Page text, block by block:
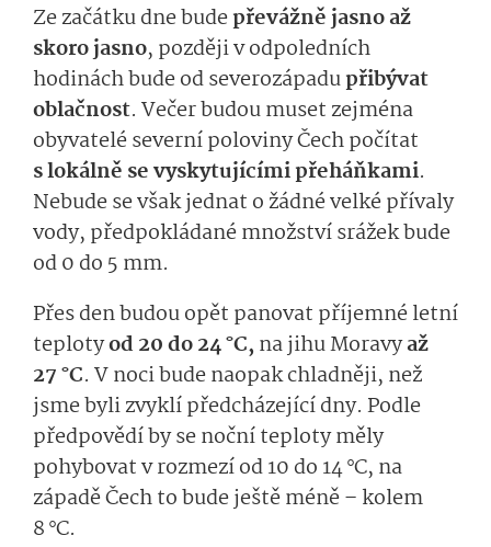
Ze začátku dne budepřevážně jasno až
skoro jasno, později v odpoledních
hodinách bude od severozápadupřibývat
oblačnost. Večer budou muset zejména
obyvatelé severní poloviny Čech počítat
s lokálně se vyskytujícími přeháňkami.
Nebude se však jednat o žádné velké přívaly
vody, předpokládané množství srážek bude
od 0 do 5 mm.
Přes den budou opět panovat příjemné letní
teplotyod 20 do 24 °C,na jihu Moravyaž
27 °C. V noci bude naopak chladněji, než
jsme byli zvyklí předcházející dny. Podle
předpovědí by se noční teploty měly
pohybovat v rozmezí od 10 do 14 °C, na
západě Čech to bude ještě méně – kolem
8 °C.